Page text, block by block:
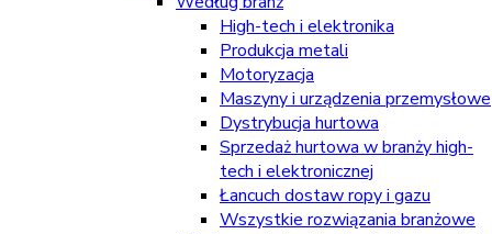
High-tech i elektronika
Produkcja metali
Motoryzacja
Maszyny i urządzenia przemysłowe
Dystrybucja hurtowa
Sprzedaż hurtowa w branży high-
tech i elektronicznej
Łancuch dostaw ropy i gazu
Wszystkie rozwiązania branżowe